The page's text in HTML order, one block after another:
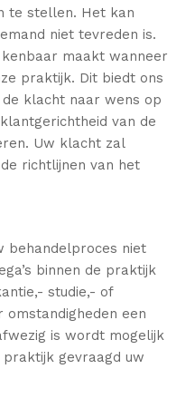
te stellen. Het kan
niet tevreden is.
maakt wanneer
praktijk. Dit biedt ons
klacht naar wens op
van de
Uw klacht zal
richtlijnen van het
behandelproces niet
binnen de praktijk
studie,- of
omstandigheden een
is wordt mogelijk
gevraagd uw